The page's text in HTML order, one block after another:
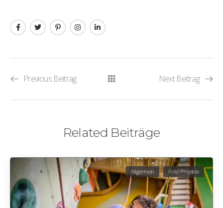
Previous Beitrag Next Beitrag
Related Beiträge
Allgemein Foto Projekte